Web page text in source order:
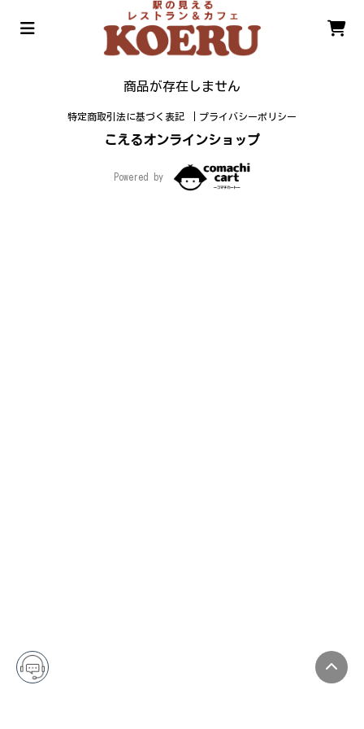
商品が存在しません
特定商取引法に基づく表記 プライバシーポリシー
こえるオンラインショップ
Powered by